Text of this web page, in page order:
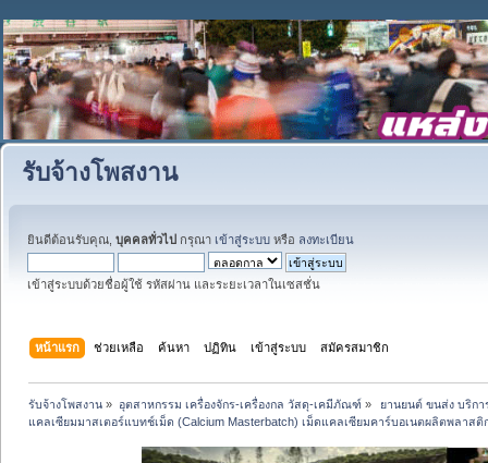
รับจ้างโพสงาน
ยินดีต้อนรับคุณ, บุคคลทั่วไป กรุณา เข้าสู่ระบบ หรือ ลงทะเบียน
เข้าสู่ระบบด้วยชื่อผู้ใช้ รหัสผ่าน และระยะเวลาในเซสชั่น
หน้าแรก ช่วยเหลือ ค้นหา ปฏิทิน เข้าสู่ระบบ สมัครสมาชิก
รับจ้างโพสงาน » อุตสาหกรรม เครื่องจักร-เครื่องกล วัสดุ-เคมีภัณฑ์ »
ยานยนต์ ขนส่ง บริก
แคลเซียมมาสเตอร์แบทช์เม็ด (Calcium Masterbatch) เม็ดแคลเซียมคาร์บอเนตผลิตพลาสติ